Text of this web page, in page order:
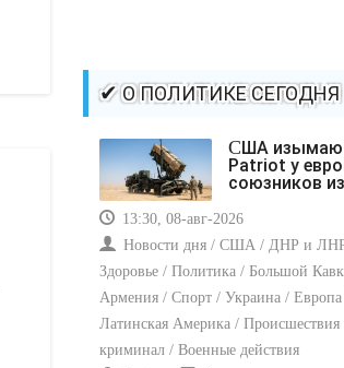
✔ О ПОЛИТИКЕ СЕГОДНЯ
США изымают ракеты
Patriot у
союзников
13:30, 08-авг-2026
Новости дня / США / ДНР и
Здоровье / Политика / Большой
Армения / Спорт / Украина /
Латинская Америка / Происшествия
криминал / Военные действия